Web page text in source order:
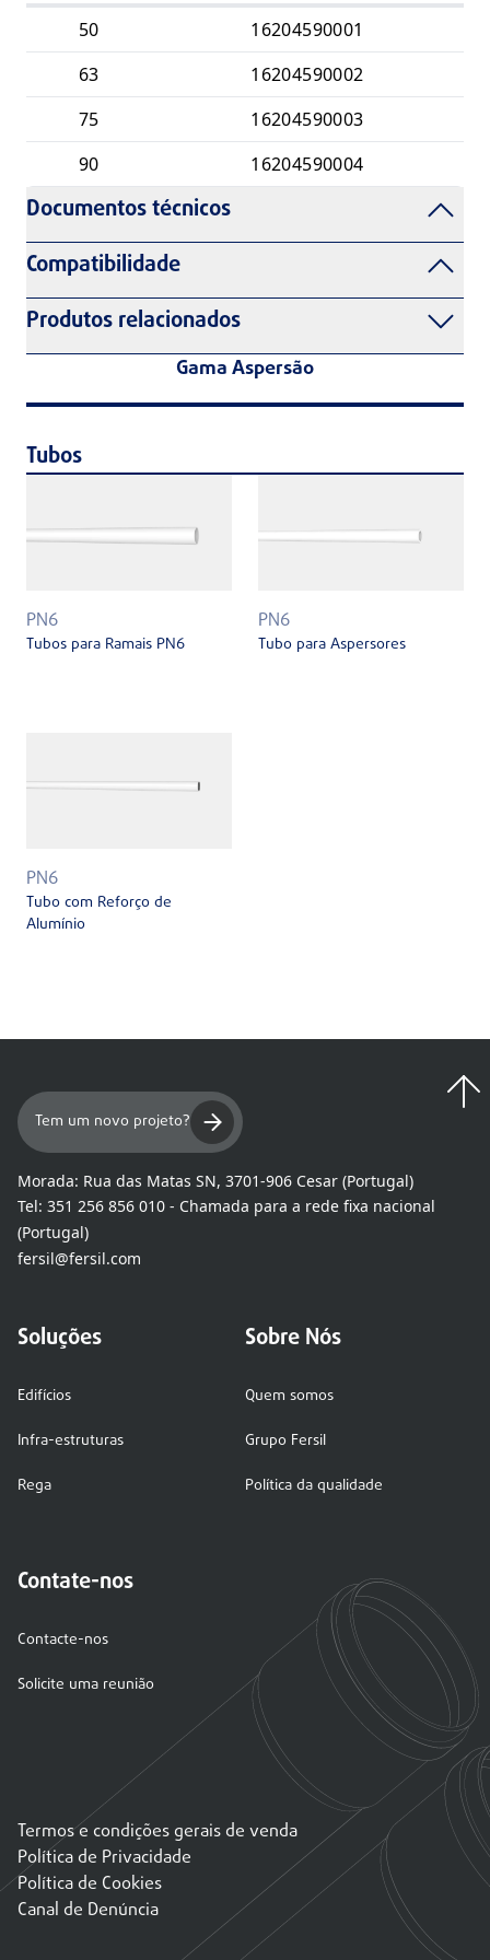
50
16204590001
63
16204590002
75
16204590003
90
16204590004
Documentos técnicos
Compatibilidade
Produtos relacionados
Gama Aspersão
Tubos
PN6
Tubos para Ramais PN6
PN6
Tubo para Aspersores
PN6
Tubo com Reforço de
Alumínio
Tem um novo projeto?
Morada: Rua das Matas SN, 3701-906 Cesar (Portugal)
Tel: 351 256 856 010 - Chamada para a rede fixa nacional
(Portugal)
fersil@fersil.com
Soluções
Edifícios
Infra-estruturas
Rega
Sobre Nós
Quem somos
Grupo Fersil
Política da qualidade
Contate-nos
Contacte-nos
Solicite uma reunião
Termos e condições gerais de venda
Política de Privacidade
Política de Cookies
Canal de Denúncia